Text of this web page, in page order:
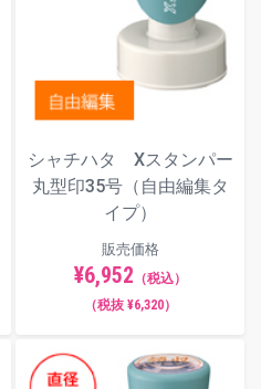
シャチハタ Xスタンパー
丸型印35号（自由編集タ
イプ）
販売価格
¥6,952 （税込）
（税抜 ¥6,320）